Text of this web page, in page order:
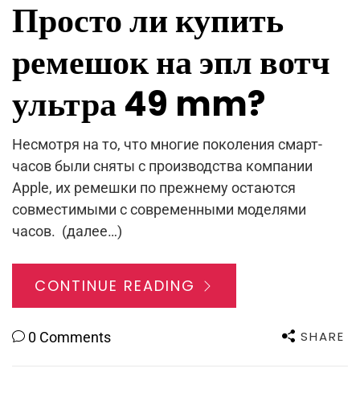
Просто ли купить
ремешок на эпл вотч
ультра 49 mm?
Несмотря на то, что многие поколения смарт-
часов были сняты с производства компании
Apple, их ремешки по прежнему остаются
совместимыми с современными моделями
часов. (далее…)
CONTINUE READING
0 Comments SHARE